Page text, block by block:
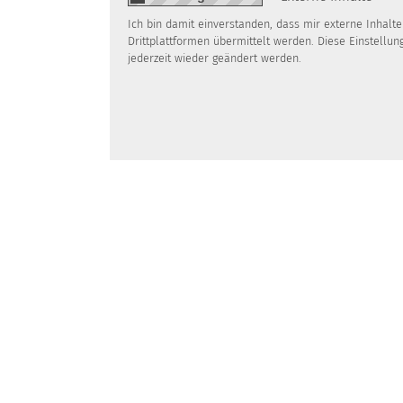
Ich bin damit einverstanden, dass mir externe
Drittplattformen übermittelt werden. Diese
jederzeit wieder geändert werden.